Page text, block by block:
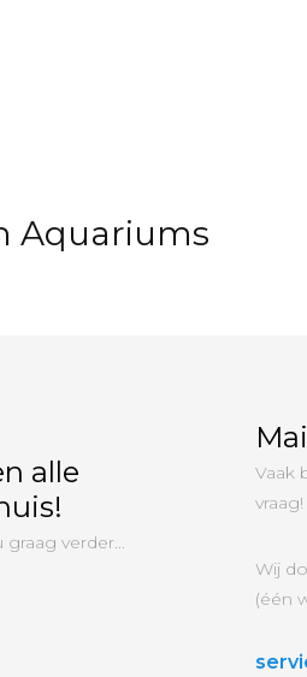
Aquariums
alle
verder...
Vaak
vraag!
Wij
(één